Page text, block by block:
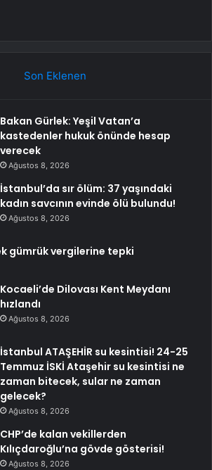
Son Eklenen
Bakan Gürlek: Yeşil Vatan’a
kastedenler hukuk önünde hesap
verecek
Ağustos 8, 2026
İstanbul’da sır ölüm: 37 yaşındaki
kadın savcının evinde ölü bulundu!
Ağustos 8, 2026
gümrük vergilerine tepki
Kocaeli’de Dilovası Kent Meydanı
hızlandı
Ağustos 8, 2026
İstanbul ATAŞEHİR su kesintisi! 24-25
Temmuz İSKİ Ataşehir su kesintisi ne
zaman bitecek, sular ne zaman
gelecek?
Ağustos 8, 2026
CHP’de kalan vekillerden
Kılıçdaroğlu’na gövde gösterisi!
Ağustos 8, 2026